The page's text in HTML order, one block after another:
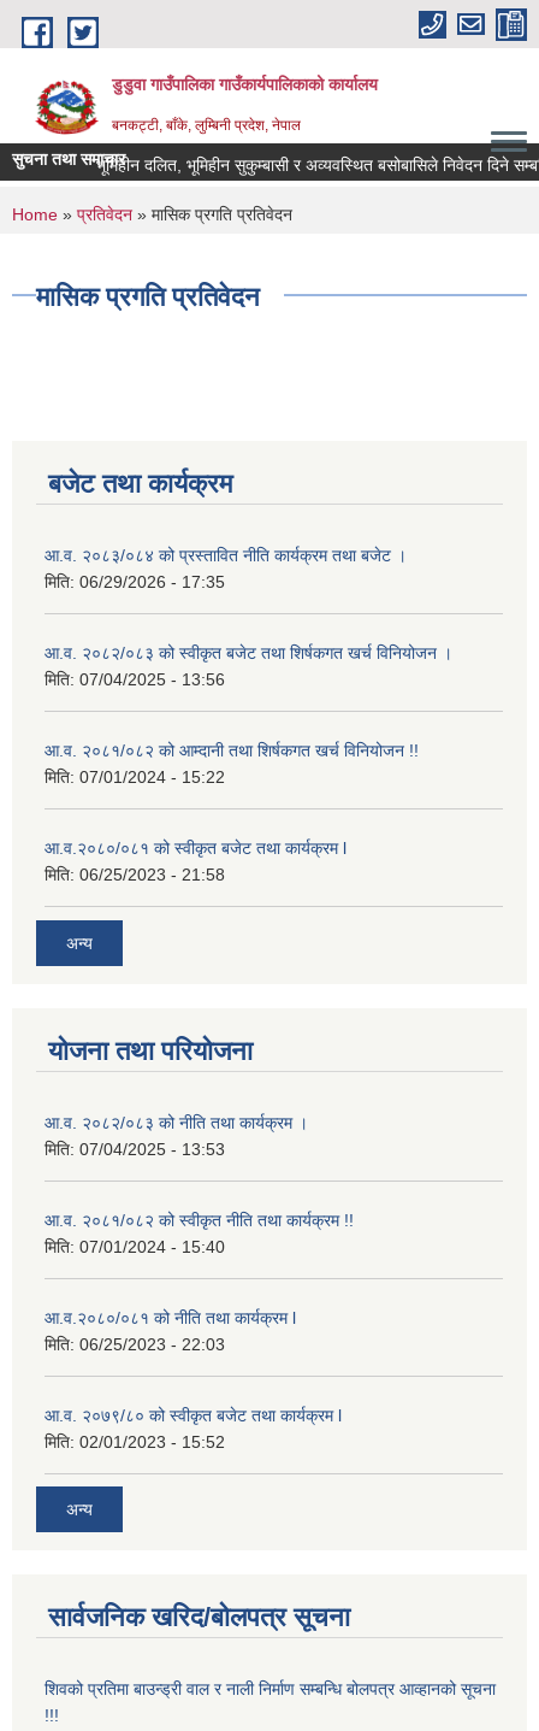
Skip to main content
डुडुवा गाउँपालिका गाउँकार्यपालिकाको कार्यालय
बनकट्टी, बाँके, लुम्बिनी प्रदेश, नेपाल
सुचना तथा समाचारभूमिहीन दलित, भूमिहीन सुकुम्बासी र अव्यवस्थित बसोबासिले निवेदन दिने
You are here
Home » प्रतिवेदन » मासिक प्रगति प्रतिवेदन
मासिक प्रगति प्रतिवेदन
बजेट तथा कार्यक्रम
आ.व. २०८३/०८४ को प्रस्तावित नीति कार्यक्रम तथा बजेट ।
मिति: 06/29/2026 - 17:35
आ.व. २०८२/०८३ को स्वीकृत बजेट तथा शिर्षकगत खर्च विनियोजन ।
मिति: 07/04/2025 - 13:56
आ.व. २०८१/०८२ को आम्दानी तथा शिर्षकगत खर्च विनियोजन !!
मिति: 07/01/2024 - 15:22
आ.व.२०८०/०८१ को स्वीकृत बजेट तथा कार्यक्रम l
मिति: 06/25/2023 - 21:58
अन्य
योजना तथा परियोजना
आ.व. २०८२/०८३ को नीति तथा कार्यक्रम ।
मिति: 07/04/2025 - 13:53
आ.व. २०८१/०८२ को स्वीकृत नीति तथा कार्यक्रम !!
मिति: 07/01/2024 - 15:40
आ.व.२०८०/०८१ को नीति तथा कार्यक्रम l
मिति: 06/25/2023 - 22:03
आ.व. २०७९/८० को स्वीकृत बजेट तथा कार्यक्रम l
मिति: 02/01/2023 - 15:52
अन्य
सार्वजनिक खरिद/बोलपत्र सूचना
शिवको प्रतिमा बाउन्ड्री वाल र नाली निर्माण सम्बन्धि बोलपत्र आव्हानको सूचना
!!!